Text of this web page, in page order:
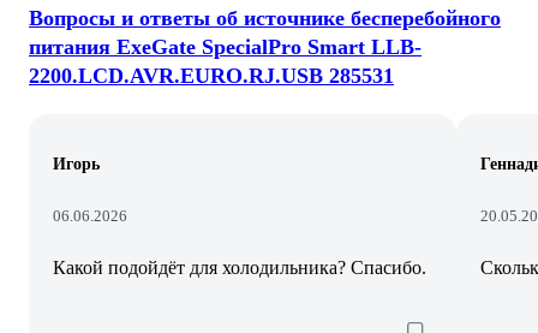
Вопросы и ответы об источнике бесперебойного
питания ExeGate SpecialPro Smart LLB-
2200.LCD.AVR.EURO.RJ.USB 285531
Игорь
06.06.2026
Какой подойдёт для холодильника? Спасибо.